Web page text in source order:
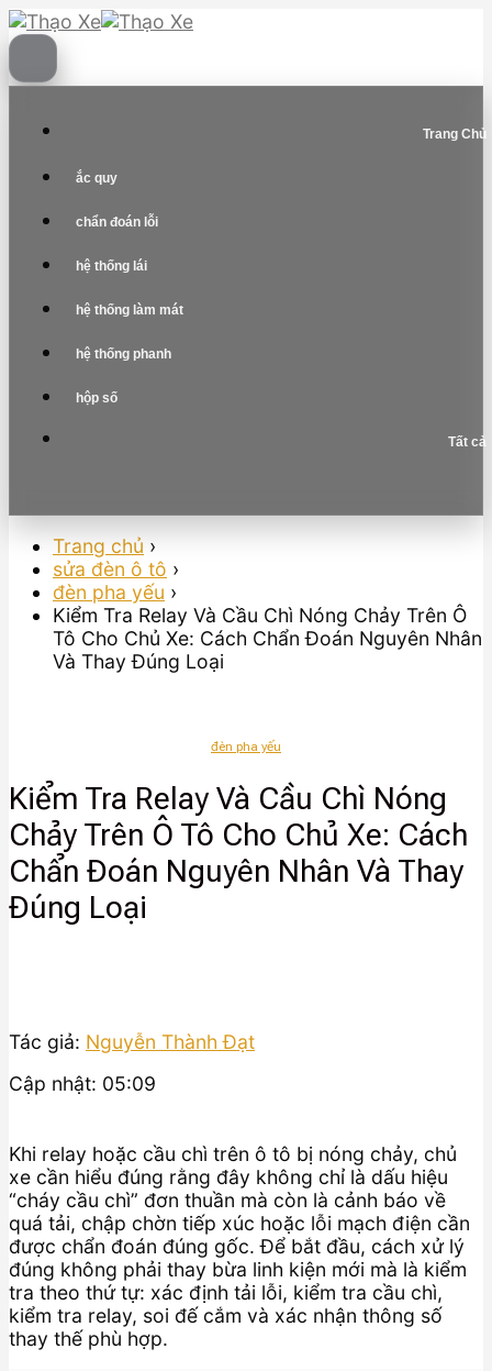
Skip
to
content
Trang Chủ
ắc quy
chẩn đoán lỗi
hệ thống lái
hệ thống làm mát
hệ thống phanh
hộp số
Tất cả
Trang chủ ›
sửa đèn ô tô ›
đèn pha yếu ›
Kiểm Tra Relay Và Cầu Chì Nóng Chảy Trên Ô
Tô Cho Chủ Xe: Cách Chẩn Đoán Nguyên Nhân
Và Thay Đúng Loại
đèn pha yếu
Kiểm Tra Relay Và Cầu Chì Nóng
Chảy Trên Ô Tô Cho Chủ Xe: Cách
Chẩn Đoán Nguyên Nhân Và Thay
Đúng Loại
Tác giả: Nguyễn Thành Đạt
Cập nhật: 05:09
Khi relay hoặc cầu chì trên ô tô bị nóng chảy, chủ
xe cần hiểu đúng rằng đây không chỉ là dấu hiệu
“cháy cầu chì” đơn thuần mà còn là cảnh báo về
quá tải, chập chờn tiếp xúc hoặc lỗi mạch điện cần
được chẩn đoán đúng gốc. Để bắt đầu, cách xử lý
đúng không phải thay bừa linh kiện mới mà là kiểm
tra theo thứ tự: xác định tải lỗi, kiểm tra cầu chì,
kiểm tra relay, soi đế cắm và xác nhận thông số
thay thế phù hợp.